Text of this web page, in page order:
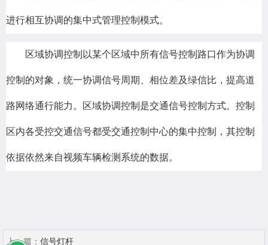
进行相互协调的集中式管理控制模式。
区域协调控制以某个区域中所有信号控制路口作为协调
控制的对象，统一协调信号周期、相位差及绿信比，提高道
路网络通行能力。区域协调控制是交通信号控制方式。控制
区内各受控交通信号都受交通控制中心的集中控制，其控制
依据依然来自视频车辆检测系统的数据。
上一篇： 信号灯杆